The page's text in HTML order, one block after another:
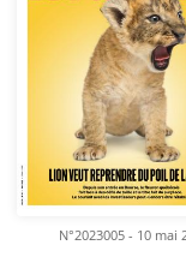
N°2023005 - 10 mai